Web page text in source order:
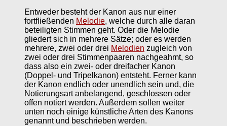
Entweder besteht der Kanon aus nur einer
fortfließenden Melodie, welche durch alle daran
beteiligten Stimmen geht. Oder die Melodie
gliedert sich in mehrere Sätze; oder es werden
mehrere, zwei oder drei Melodien zugleich von
zwei oder drei Stimmenpaaren nachgeahmt, so
dass also ein zwei- oder dreifacher Kanon
(Doppel- und Tripelkanon) entsteht. Ferner kann
der Kanon endlich oder unendlich sein und, die
Notierungsart anbelangend, geschlossen oder
offen notiert werden. Außerdem sollen weiter
unten noch einige künstliche Arten des Kanons
genannt und beschrieben werden.